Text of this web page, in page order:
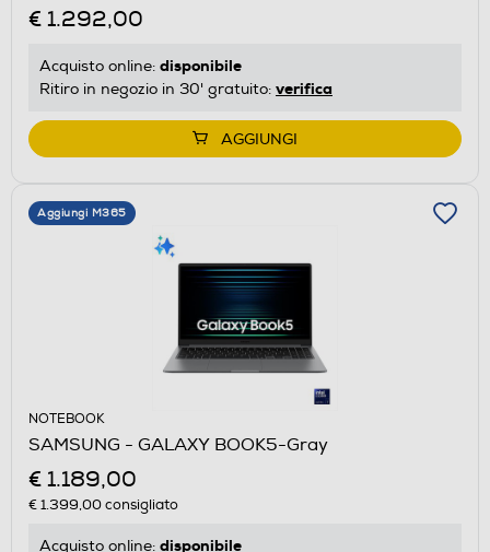
€ 1.292,00
Acquisto online: disponibile
Ritiro in negozio in 30' gratuito: verifica
AGGIUNGI
Aggiungi M365
NOTEBOOK
SAMSUNG - GALAXY BOOK5-Gray
€ 1.189,00
€ 1.399,00consigliato
Acquisto online: disponibile